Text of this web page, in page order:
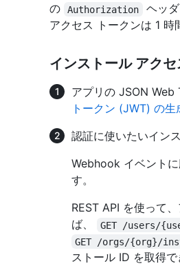
の
Authorization
ヘッ
アクセス トークンは 1 時
インストール アク
アプリの JSON
トークン (JWT) の生
認証に使いたいイン
Webhook イベント
す。
REST API を使って
ば、
GET /users/
GET /orgs/{org}/
ストール ID を取得